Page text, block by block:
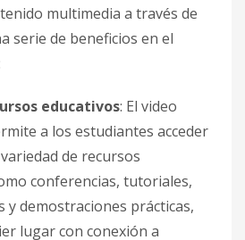
multimedia a través de
serie de beneficios en el
educativos: El video
a los estudiantes acceder
de recursos
conferencias, tutoriales,
y demostraciones prácticas,
lugar con conexión a